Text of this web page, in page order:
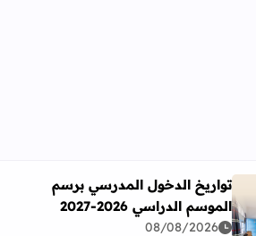
عن تواريخ الدخول المدرسي برسم الموسم
تواريخ الدخول المدرسي برسم
الموسم الدراسي 2026-2027
08/08/2026